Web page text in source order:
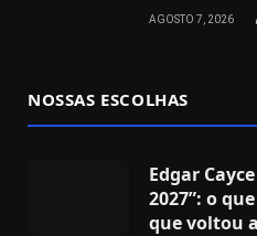
AGOSTO 7, 2026
NOSSAS ESCOLHAS
Edgar
2027”: o
que voltou